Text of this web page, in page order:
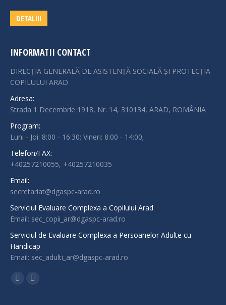
DETALII!
INFORMATII CONTACT
DIRECȚIA GENERALĂ DE ASISTENȚĂ SOCIALĂ ȘI PROTECȚIA
COPILULUI ARAD
Adresa:
Strada 1 Decembrie 1918, Nr. 14, 310134, ARAD, ROMÂNIA
Program:
Luni - Joi: 8:00 - 16:30; Vineri: 8:00 - 14:00;
Telefon/FAX:
+40257210055, +40257210035
Email:
secretariat@dgaspc-arad.ro
Serviciul Evaluare Complexa a Copilului Arad
Email: sec_copii_ar@dgaspc-arad.ro
Serviciul de Evaluare Complexa a Persoanelor Adulte cu
Handicap
Email: sec_adulti_ar@dgaspc-arad.ro
Find us on: